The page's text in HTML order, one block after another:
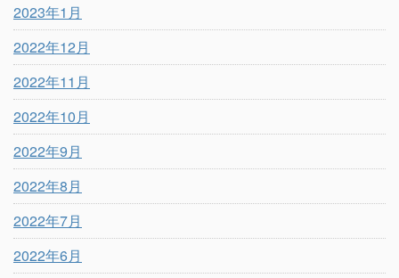
2023年1月
2022年12月
2022年11月
2022年10月
2022年9月
2022年8月
2022年7月
2022年6月